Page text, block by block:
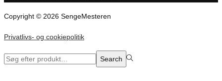
Copyright © 2026 SengeMesteren
Privatlivs- og cookiepolitik
Search
Search